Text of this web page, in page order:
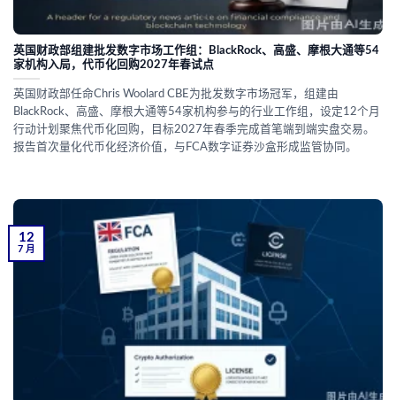
英国财政部组建批发数字市场工作组：BlackRock、高盛、摩根大通等54
家机构入局，代币化回购2027年春试点
英国财政部任命Chris Woolard CBE为批发数字市场冠军，组建由
BlackRock、高盛、摩根大通等54家机构参与的行业工作组，设定12个月
行动计划聚焦代币化回购，目标2027年春季完成首笔端到端实盘交易。
报告首次量化代币化经济价值，与FCA数字证券沙盒形成监管协同。
12
7 月